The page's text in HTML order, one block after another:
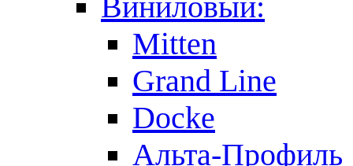
Mitten
Grand Line
Docke
Альта-Профиль